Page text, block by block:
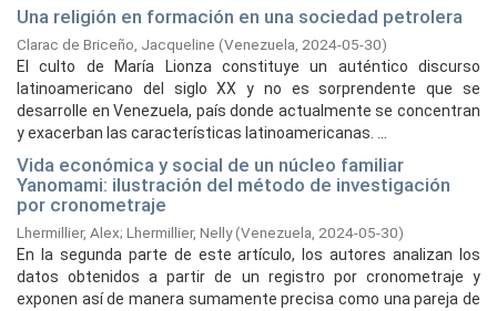
Una religión en formación en una sociedad petrolera
Clarac de Briceño, Jacqueline (Venezuela, 2024-05-30)
El culto de María Lionza constituye un auténti­co discurso
latinoamericano del siglo XX y no es sorprendente que se
desarrolle en Venezuela, país donde actualmente se concentran
y exacerban las características latinoamericanas. ...
Vida económica y social de un núcleo familiar
Yanomami: ilustración del método de investigación
por cronometraje
Lhermillier, Alex; Lhermillier, Nelly(Venezuela, 2024-05-30)
En la segunda parte de este artículo, los auto­res analizan los
datos obtenidos a partir de un registro por cronometraje y
exponen así de manera sumamente precisa como una pareja de